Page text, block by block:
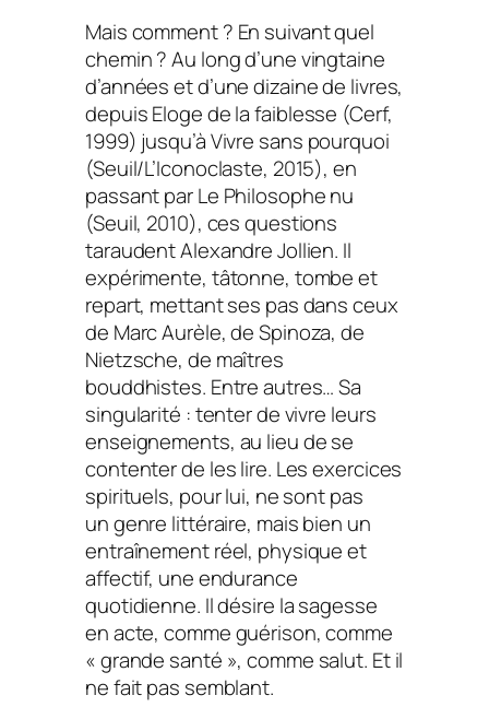
Mais comment ? En suivant quel
chemin ? Au long d’une vingtaine
d’années et d’une dizaine de livres,
depuisEloge de la faiblesse (Cerf,
1999) jusqu’àVivre sans pourquoi
(Seuil/L’Iconoclaste, 2015), en
passant parLe Philo­sophe nu
(Seuil, 2010), ces questions
taraudent Alexandre Jollien. Il
expérimente, tâtonne, tombe et
repart, mettant ses pas dans ceux
de Marc Aurèle, de Spinoza, de
Nietzsche, de maîtres
bouddhistes. Entre autres… Sa
singularité : tenter de vivre leurs
enseignements, au lieu de se
contenter de les lire. Les exercices
spirituels, pour lui, ne sont pas
un genre littéraire, mais bien un
entraînement réel, physique et
affectif, une endurance
quotidienne. Il désire la sagesse
en acte, comme guérison, comme
« grande santé », comme salut. Et il
ne fait pas semblant.